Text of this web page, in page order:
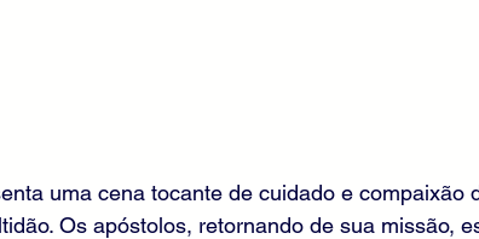
uma cena tocante de cuidado e compaixão
Os apóstolos, retornando de sua missão,